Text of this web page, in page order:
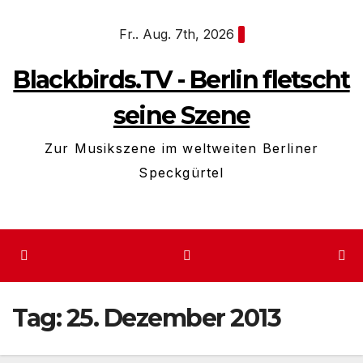
Fr.. Aug. 7th, 2026
Blackbirds.TV - Berlin fletscht
seine Szene
Zur Musikszene im weltweiten Berliner
Speckgürtel
Tag:25. Dezember 2013